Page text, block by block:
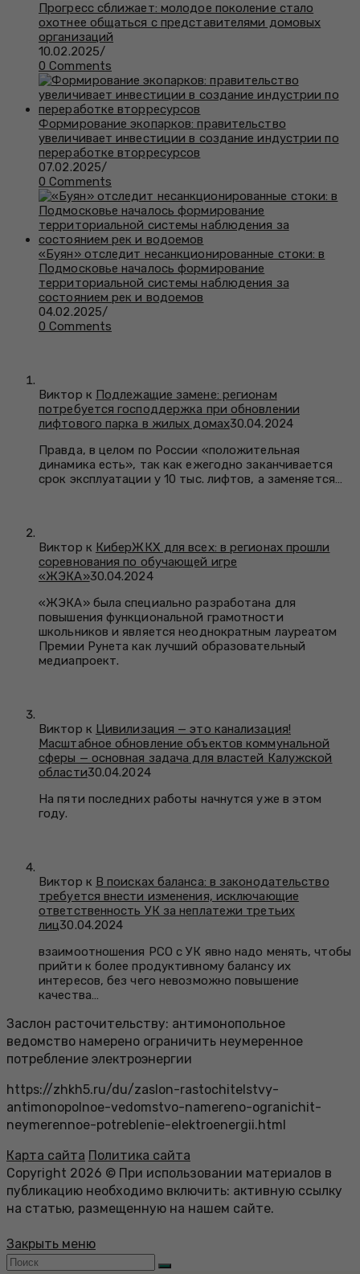
Прогресс сближает: молодое поколение стало
охотнее общаться с представителями домовых
организаций
10.02.2025/
0 Comments
Формирование экопарков: правительство
увеличивает инвестиции в создание индустрии по
переработке вторресурсов
07.02.2025/
0 Comments
«Буян» отследит несанкционированные стоки: в
Подмосковье началось формирование
территориальной системы наблюдения за
состоянием рек и водоемов
04.02.2025/
0 Comments
Виктор к Подлежащие замене: регионам
потребуется господдержка при обновлении
лифтового парка в жилых домах30.04.2024
Правда, в целом по России «положительная
динамика есть», так как ежегодно заканчивается
срок эксплуатации у 10 тыс. лифтов, а заменяется…
Виктор к КиберЖКХ для всех: в регионах прошли
соревнования по обучающей игре
«ЖЭКА»30.04.2024
«ЖЭКА» была специально разработана для
повышения функциональной грамотности
школьников и является неоднократным лауреатом
Премии Рунета как лучший образовательный
медиапроект.
Виктор к Цивилизация — это канализация!
Масштабное обновление объектов коммунальной
сферы — основная задача для властей Калужской
области30.04.2024
На пяти последних работы начнутся уже в этом
году.
Виктор к В поисках баланса: в законодательство
требуется внести изменения, исключающие
ответственность УК за неплатежи третьих
лиц30.04.2024
взаимоотношения РСО с УК явно надо менять, чтобы
прийти к более продуктивному балансу их
интересов, без чего невозможно повышение
качества…
Заслон расточительству: антимонопольное
ведомство намерено ограничить неумеренное
потребление электроэнергии
https://zhkh5.ru/du/zaslon-rastochitelstvy-
antimonopolnoe-vedomstvo-namereno-ogranichit-
neymerennoe-potreblenie-elektroenergii.html
Карта сайта Политика сайта
Copyright 2026 © При использовании материалов в
публикацию необходимо включить: активную ссылку
на статью, размещенную на нашем сайте.
Закрыть меню